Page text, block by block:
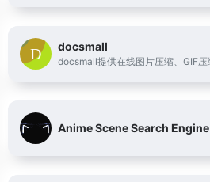
docsmall
Anime Scene Search Engine